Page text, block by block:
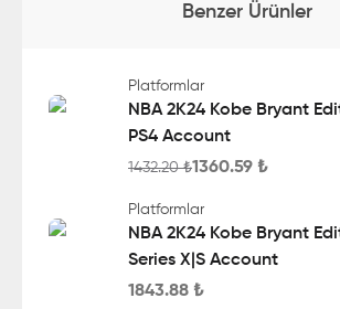
Benzer Ürünler
Platformlar
NBA 2K24 Kobe Bryant
PS4 Account
1432.20₺1360.59 ₺
Platformlar
NBA 2K24 Kobe Bryant
Series X|S Account
1843.88 ₺